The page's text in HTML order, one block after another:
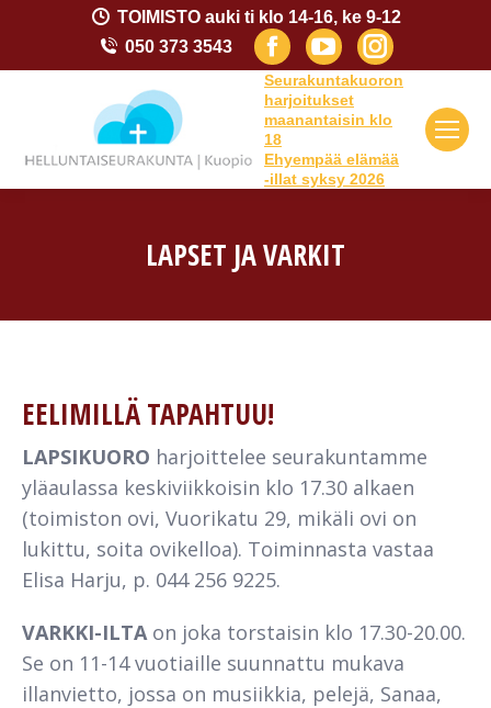
TOIMISTO auki ti klo 14-16, ke 9-12
050 373 3543
Facebook
page
opens
in
new
YouTube
page
opens
in
new
Instagram
page
opens
in
new
Seurakuntakuoron
harjoitukset
maanantaisin klo
18
Ehyempää elämää
-illat syksy 2026
LAPSET JA VARKIT
EELIMILLÄ TAPAHTUU!
LAPSIKUORO harjoittelee seurakuntamme
yläaulassa keskiviikkoisin klo 17.30 alkaen
(toimiston ovi, Vuorikatu 29, mikäli ovi on
lukittu, soita ovikelloa). Toiminnasta vastaa
Elisa Harju, p. 044 256 9225.
VARKKI-ILTAon joka torstaisin klo 17.30-20.00.
Se on 11-14 vuotiaille suunnattu mukava
illanvietto, jossa on musiikkia, pelejä, Sanaa,